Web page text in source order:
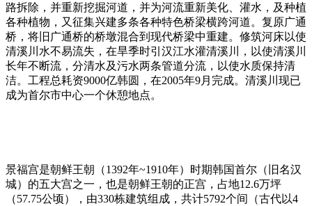
路拆除，并重新挖掘河道，并为河流重新美化、灌水，及种植
各种植物，又征集兴建多条各种特色桥梁横跨河道。复原广通
桥，将旧广通桥的桥墩混合到现代桥梁中重建。修筑河床以使
清溪川水不易流失，在旱季时引汉江水灌清溪川，以使清溪川
长年不断流，分清水及污水两条管道分流，以使水质保持清
洁。工程总耗资9000亿韩圆，在2005年9月完成。清溪川现已
成为首尔市中心一个休憩地点。
景福宫是朝鲜王朝（1392年~1910年）时期韩国首尔（旧名汉
城）的五大宫之一，也是朝鲜王朝的正宫，占地12.6万坪
（57.75公顷），由330栋建筑组成，共计5792个间（古代以4